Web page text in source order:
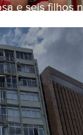
e seis filhos